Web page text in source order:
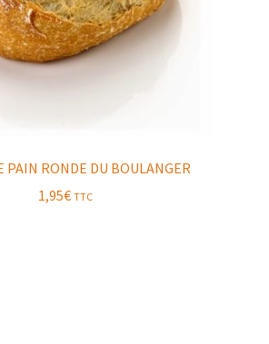
PAIN RONDE DU BOULANGER
1,95€ TTC